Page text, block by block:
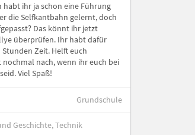
habt ihr ja schon eine Führung
die Selfkantbahn gelernt, doch
Das könnt ihr jetzt
überprüfen. Ihr habt dafür
Zeit. Helft euch
nochmal nach, wenn ihr euch bei
Viel Spaß!
Grundschule
Geschichte, Technik